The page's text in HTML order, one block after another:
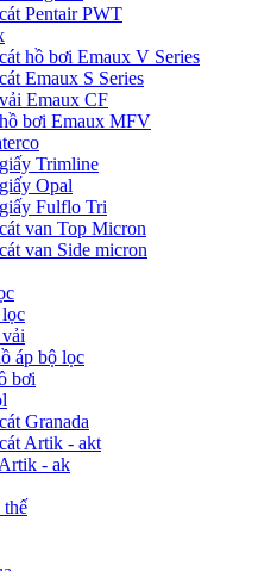
Pentair PWT
hồ bơi Emaux V Series
Emaux S Series
Emaux CF
bơi Emaux MFV
Trimline
Opal
Fulflo Tri
van Top Micron
van Side micron
áp bộ lọc
bơi
Granada
Artik - akt
- ak
thế